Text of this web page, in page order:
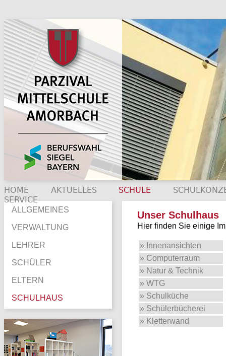
HOME AKTUELLES SCHULE
SERVICE
ALLGEMEINES
VERWALTUNG
LEHRER
SCHÜLER
ELTERN
SCHULHAUS
Unser Schulhaus
Hier finden Sie einige
» Innenansichten
» Computerraum
» Natur & Technik
» WTG
» Schulküche
» Schülerbücherei
» Kletterwand